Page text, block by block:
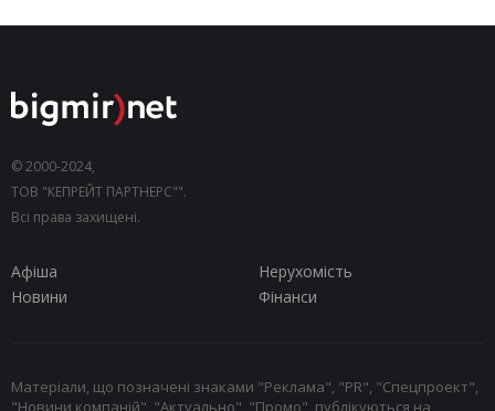
© 2000-2024,
ТОВ "КЕПРЕЙТ ПАРТНЕРС"".
Всі права захищені.
Афіша
Нерухомість
Новини
Фінанси
Матеріали, що позначені знаками "Реклама", "PR", "Спецпроект",
"Новини компаній", "Актуально", "Промо", публікуються на